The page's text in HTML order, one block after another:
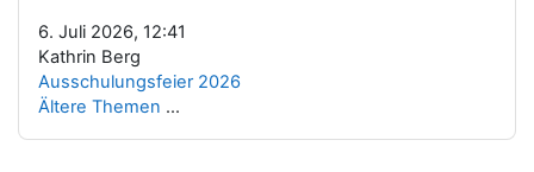
6. Juli 2026, 12:41
Kathrin Berg
Ausschulungsfeier 2026
Ältere Themen ...